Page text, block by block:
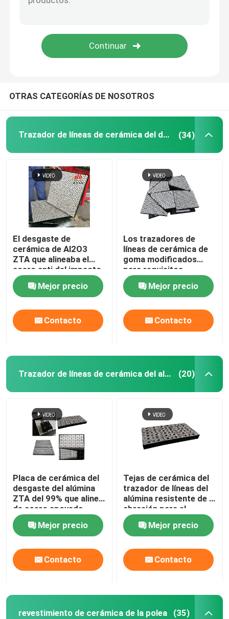
Tejas de cerámica del desgaste
Limpiador de la banda transportadora
OTRAS CATEGORÍAS DE NOSOTROS
Trazador de líneas de cerámica del desgaste (34)
El desgaste de
cerámica de Al2O3
ZTA que alineaba el
acero anti del impacto
apoyó de goma
Mejor precio
Contacto
Los trazadores de
líneas de cerámica de
goma modificados
para requisitos
particulares del
desgaste canalizan las
tejas de cerámica del
desgaste
Mejor precio
Contacto
Trazador de líneas de cerámica del alúmina (20)
Placa de cerámica del
desgaste del alúmina
ZTA del 99% que alinea
de acero apoyada
Mejor precio
Contacto
Tejas de cerámica del
trazador de líneas del
alúmina resistente de la
abrasión para el
cemento minero
Mejor precio
Contacto
revestimiento de cerámica de la polea (35)